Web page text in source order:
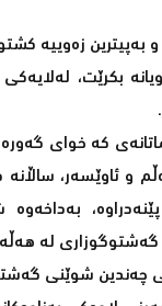
زەوییە
بکرێت،
کە خوای
و ئاوێسەر،
گەشتوگوزاری لە
شوێنی